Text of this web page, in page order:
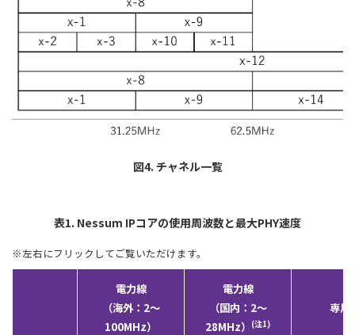
図4. チャネル一覧
表1. Nessum IPコアの使用周波数と最大PHY速度
※左右にフリックしてご覧いただけます。
電力線
（海外：2～
100MHz）
電力線
（国内：2～
28MHz） (注1)
専用